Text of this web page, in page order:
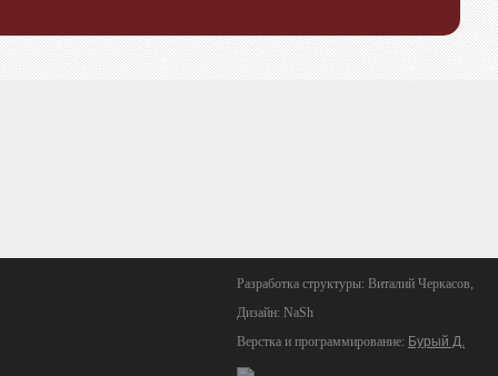
Разработка структуры: Виталий Черкасов,
Дизайн: NaSh
Верстка и программирование: Бурый Д.